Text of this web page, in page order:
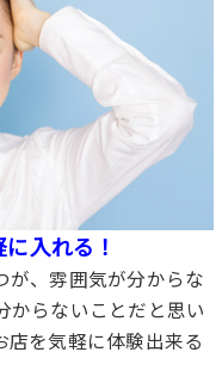
入れる！
が、雰囲気が分からな
からないことだと思い
店を気軽に体験出来る